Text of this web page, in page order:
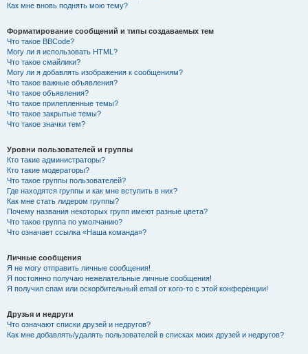
Как мне вновь поднять мою тему?
Форматирование сообщений и типы создаваемых тем
Что такое BBCode?
Могу ли я использовать HTML?
Что такое смайлики?
Могу ли я добавлять изображения к сообщениям?
Что такое важные объявления?
Что такое объявления?
Что такое прилепленные темы?
Что такое закрытые темы?
Что такое значки тем?
Уровни пользователей и группы
Кто такие администраторы?
Кто такие модераторы?
Что такое группы пользователей?
Где находятся группы и как мне вступить в них?
Как мне стать лидером группы?
Почему названия некоторых групп имеют разные цвета?
Что такое группа по умолчанию?
Что означает ссылка «Наша команда»?
Личные сообщения
Я не могу отправить личные сообщения!
Я постоянно получаю нежелательные личные сообщения!
Я получил спам или оскорбительный email от кого-то с этой конференции!
Друзья и недруги
Что означают списки друзей и недругов?
Как мне добавлять/удалять пользователей в списках моих друзей и недругов?